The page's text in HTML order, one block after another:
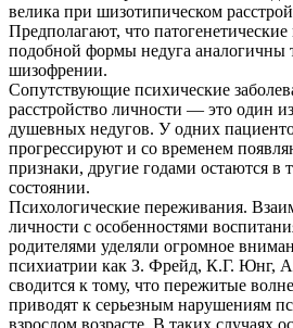
велика при шизотипическом
Предполагают, что
подобной формы недуга аналогичны
шизофрении.
Сопутствующие психические
расстройство личности — это один
душевных недугов. У одних
прогрессируют и со временем
признаки, другие годами остаются в
состоянии.
Психологические переживания.
личности с особенностями
родителями уделяли огромное
психиатрии как З. Фрейд, К.Г. Юнг,
сводится к тому, что пережитые
приводят к серьезным нарушениям
взрослом возрасте. В таких случаях